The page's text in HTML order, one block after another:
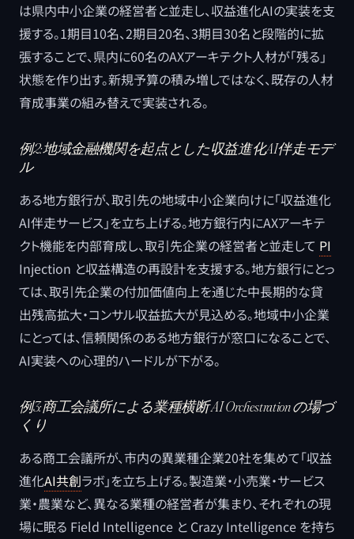
は県内中小企業の経営者と並走し、収益進化AIの実装を支
援する。1期目10名、2期目20名、3期目30名と段階的に拡
張することで、県内に60名のAXアーキテクト人材が「残る」
状態を作り出す。新規予算の積み増しではなく、既存の人材
育成事業の組み替えで実装される。
例2:地域金融機関を起点とした収益進化AI伴走モデ
ル
ある地方銀行が、取引先の地域中小企業向けに「収益進化
AI伴走サービス」を立ち上げる。地方銀行内にAXアーキテ
クト機能を内部育成し、取引先企業の経営者と並走して PI
Injection と収益構造の再設計を支援する。地方銀行にとっ
ては、取引先企業の付加価値向上を通じた中長期的な貸
出残高拡大・コンサル収益拡大が見込める。地域中小企業
にとっては、信頼関係のある地方銀行が窓口になることで、
AI実装への心理的ハードルが下がる。
例3:商工会議所による業種横断 AI Orchestration の場づ
くり
ある商工会議所が、市内の異業種企業20社を集めて「収益
進化AI共創ラボ」を立ち上げる。製造業・小売業・サービス
業・農業など、異なる業種の経営者が集まり、それぞれの現
場に眠る Field Intelligence と Crazy Intelligence を持ち